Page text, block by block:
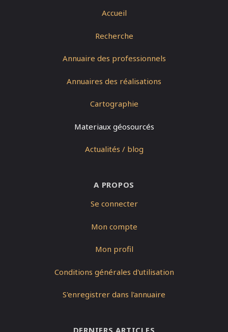
Accueil
Recherche
Annuaire des professionnels
Annuaires des réalisations
Cartographie
Materiaux géosourcés
Actualités / blog
A PROPOS
Se connecter
Mon compte
Mon profil
Conditions générales d'utilisation
S'enregistrer dans l'annuaire